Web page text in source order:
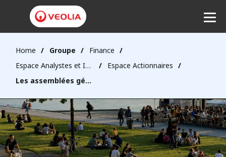
Home Groupe
Finance
Espace Analystes et Investisseurs
Espace Actionnaires
Les assemblées générales